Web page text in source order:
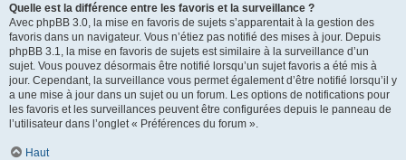
Quelle est la différence entre les favoris et la surveillance ?
Avec phpBB 3.0, la mise en favoris de sujets s’apparentait à la gestion des
favoris dans un navigateur. Vous n’étiez pas notifié des mises à jour. Depuis
phpBB 3.1, la mise en favoris de sujets est similaire à la surveillance d’un
sujet. Vous pouvez désormais être notifié lorsqu’un sujet favoris a été mis à
jour. Cependant, la surveillance vous permet également d’être notifié lorsqu’il y
a une mise à jour dans un sujet ou un forum. Les options de notifications pour
les favoris et les surveillances peuvent être configurées depuis le panneau de
l’utilisateur dans l’onglet « Préférences du forum ».
Haut